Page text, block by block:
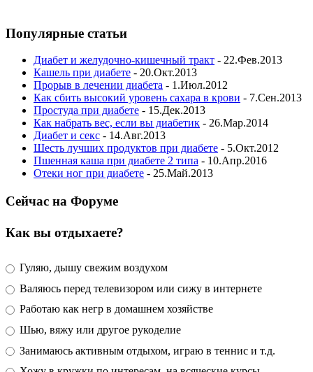
Популярные статьи
Диабет и желудочно-кишечный тракт - 22.Фев.2013
Кашель при диабете - 20.Окт.2013
Прорыв в лечении диабета - 1.Июл.2012
Как сбить высокий уровень сахара в крови - 7.Сен.2013
Простуда при диабете - 15.Дек.2013
Как набрать вес, если вы диабетик - 26.Мар.2014
Диабет и секс - 14.Авг.2013
Шесть лучших продуктов при диабете - 5.Окт.2012
Пшенная каша при диабете 2 типа - 10.Апр.2016
Отеки ног при диабете - 25.Май.2013
Сейчас на Форуме
Как вы отдыхаете?
Гуляю, дышу свежим воздухом
Валяюсь перед телевизором или сижу в интернете
Работаю как негр в домашнем хозяйстве
Шью, вяжу или другое рукоделие
Занимаюсь активным отдыхом, играю в теннис и т.д.